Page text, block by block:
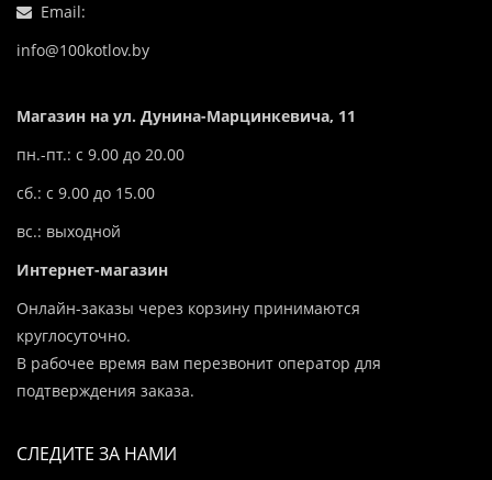
Email:
info@100kotlov.by
Магазин на ул. Дунина-Марцинкевича, 11
пн.-пт.: с 9.00 до 20.00
сб.: с 9.00 до 15.00
вс.: выходной
Интернет-магазин
Онлайн-заказы через корзину принимаются
круглосуточно.
В рабочее время вам перезвонит оператор для
подтверждения заказа.
СЛЕДИТЕ ЗА НАМИ